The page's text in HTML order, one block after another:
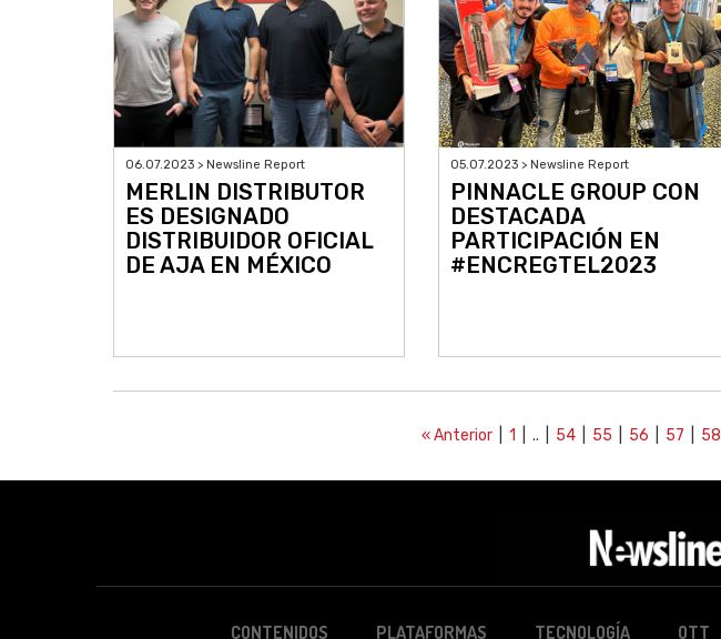
06.07.2023 > Newsline Report
MERLIN DISTRIBUTOR
ES DESIGNADO
DISTRIBUIDOR OFICIAL
DE AJA EN MÉXICO
05.07.2023 > Newsline Report
PINNACLE GROUP CON
DESTACADA
PARTICIPACIÓN EN
#ENCREGTEL2023
« Anterior| 1 | .. | 54| 55 56 57 58
CONTENIDOS PLATAFORMAS TECNOLOGÍA OTT